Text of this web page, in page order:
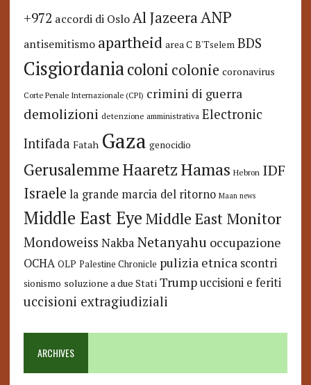
+972 accordi di Oslo Al JazeeraANP
antisemitismo apartheid area C B'Tselem BDS
Cisgiordaniacoloni colonie coronavirus
Corte Penale Internazionale (CPI) crimini di guerra
demolizioni detenzione amministrativa Electronic
Intifada Fatah Gaza genocidio
GerusalemmeHaaretzHamas Hebron IDF
Israele la grande marcia del ritorno Maan news
Middle East Eye Middle East Monitor
Mondoweiss Nakba Netanyahu occupazione
OCHA OLP Palestine Chronicle pulizia etnica scontri
sionismo soluzione a due Stati Trump uccisioni e feriti
uccisioni extragiudiziali
ARCHIVES